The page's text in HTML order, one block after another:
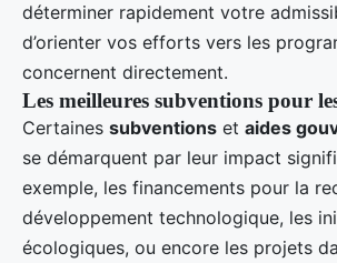
déterminer rapidement votre
d’orienter vos efforts vers les
concernent directement.
Les meilleures subventions pour
Certaines subventions et aides
se démarquent par leur impact
exemple, les financements pour la
développement technologique, les
écologiques, ou encore les projets